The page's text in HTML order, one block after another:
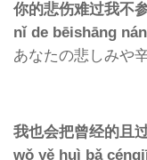
你的悲伤难过我不
nǐ de bēishāng
あなたの悲しみや
我也会把曾经的且
wǒ yě huì bǎ